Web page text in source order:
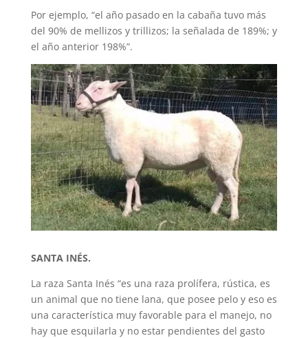
Por ejemplo, “el año pasado en la cabaña tuvo más
del 90% de mellizos y trillizos; la señalada de 189%; y
el año anterior 198%”.
SANTA INÉS.
La raza Santa Inés “es una raza prolífera, rústica, es
un animal que no tiene lana, que posee pelo y eso es
una característica muy favorable para el manejo, no
hay que esquilarla y no estar pendientes del gasto